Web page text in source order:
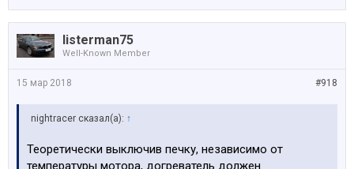
listerman75
Well-Known Member
#918
15 мар 2018
nightracer сказал(а): ↑
Теоретически выключив печку, независимо от
температуры мотора, догреватель должен